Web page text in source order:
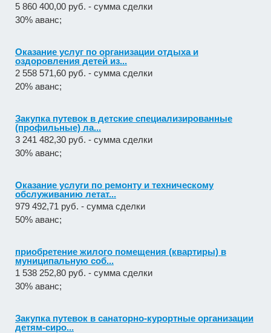
5 860 400,00 руб. - сумма сделки
30% аванс;
Оказание услуг по организации отдыха и
оздоровления детей из...
2 558 571,60 руб. - сумма сделки
20% аванс;
Закупка путевок в детские специализированные
(профильные) ла...
3 241 482,30 руб. - сумма сделки
30% аванс;
Оказание услуги по ремонту и техническому
обслуживанию летат...
979 492,71 руб. - сумма сделки
50% аванс;
приобретение жилого помещения (квартиры) в
муниципальную соб...
1 538 252,80 руб. - сумма сделки
30% аванс;
Закупка путевок в санаторно-курортные организации
детям-сиро...